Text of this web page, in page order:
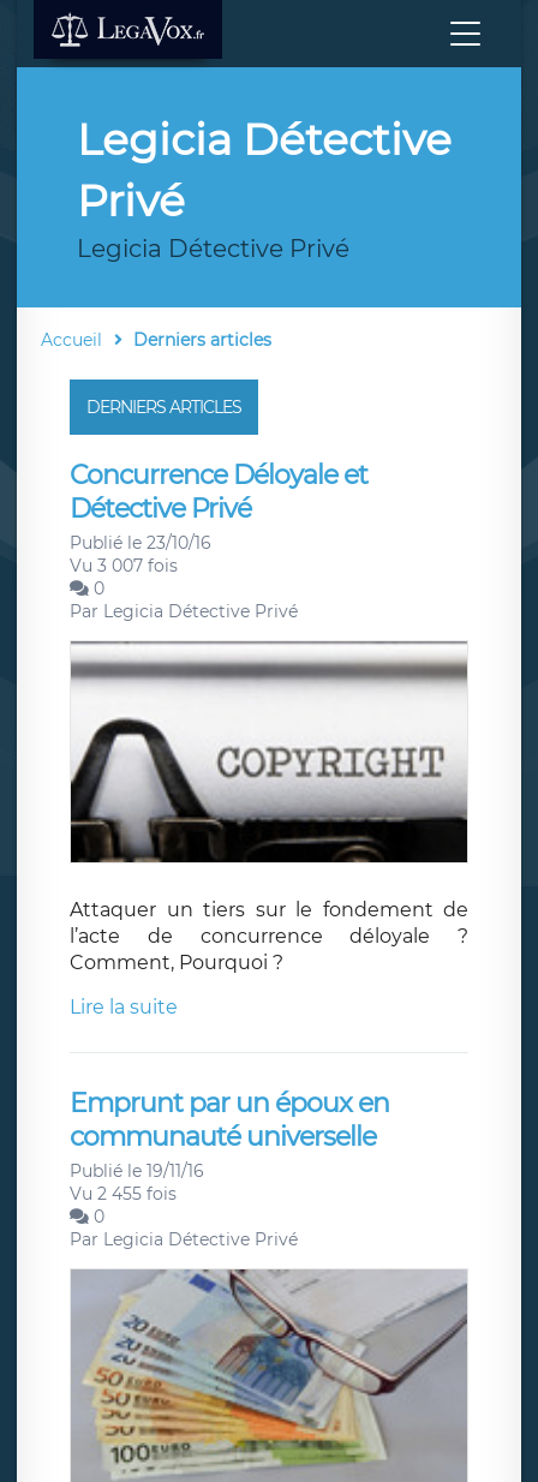
Legicia Détective
Privé
Legicia Détective Privé
Accueil Derniers articles
DERNIERS ARTICLES
Concurrence Déloyale et
Détective Privé
Publié le 23/10/16
Vu 3 007 fois
0
Par Legicia Détective Privé
Attaquer un tiers sur le fondement de
l’acte de concurrence déloyale ?
Comment, Pourquoi ?
Lire la suite
Emprunt par un époux en
communauté universelle
Publié le 19/11/16
Vu 2 455 fois
0
Par Legicia Détective Privé